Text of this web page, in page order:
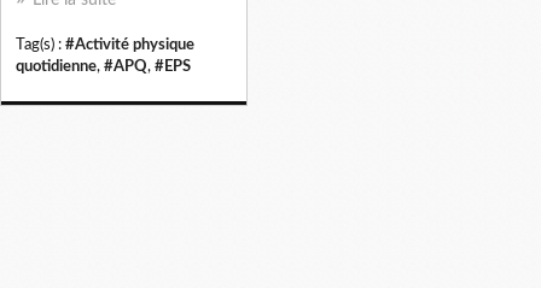
Tag(s) : #Activité physique
quotidienne, #APQ, #EPS